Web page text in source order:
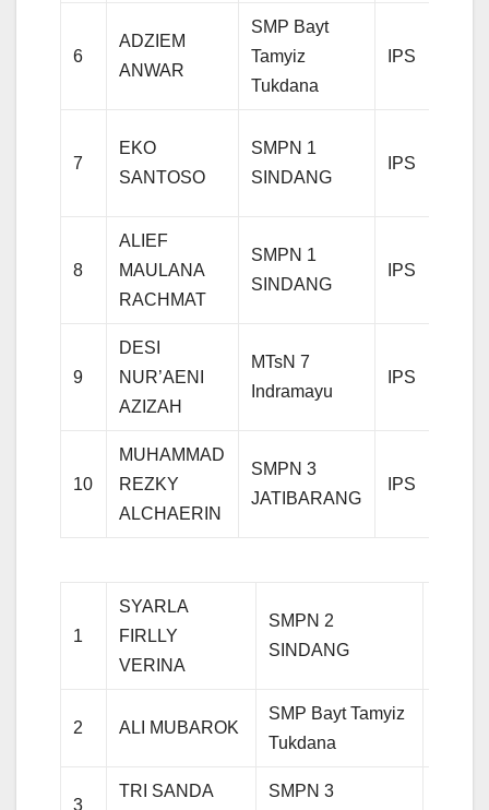
6
ADZIEM
ANWAR
SMP Bayt
Tamyiz
Tukdana
IPS
7
EKO
SANTOSO
SMPN 1
SINDANG
IPS
8
ALIEF
MAULANA
RACHMAT
SMPN 1
SINDANG
IPS
9
DESI
NUR’AENI
AZIZAH
MTsN 7
Indramayu
IPS
10
MUHAMMAD
REZKY
ALCHAERIN
SMPN 3
JATIBARANG
IPS
1
SYARLA
FIRLLY
VERINA
SMPN 2
SINDANG
2 ALI MUBAROK
SMP Bayt Tamyiz
Tukdana
3
TRI SANDA
SMPN 3